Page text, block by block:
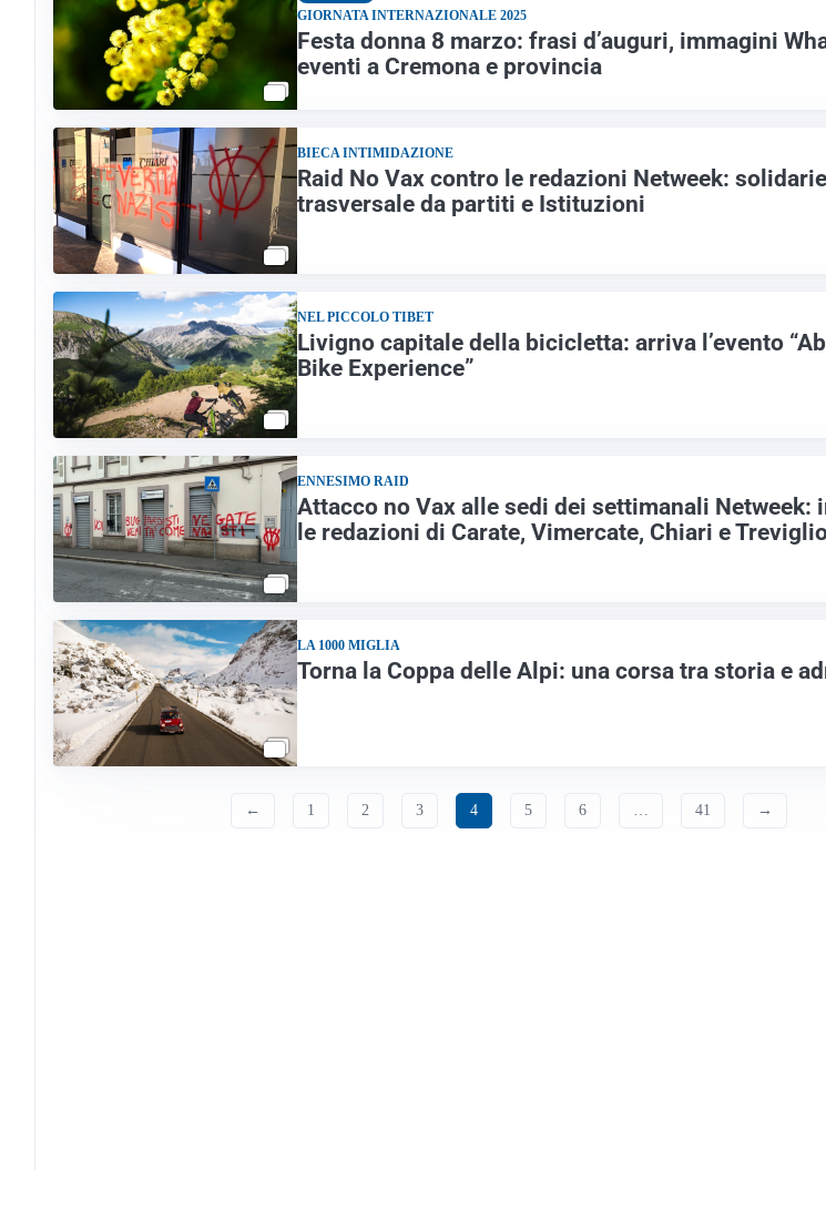
GIORNATA INTERNAZIONALE 2025
Festa donna 8 marzo: frasi d’auguri, immagini
eventi a Cremona e provincia
BIECA INTIMIDAZIONE
Raid No Vax contro le redazioni Netweek:
trasversale da partiti e Istituzioni
NEL PICCOLO TIBET
Livigno capitale della bicicletta: arriva l’evento
Bike Experience”
ENNESIMO RAID
Attacco no Vax alle sedi dei settimanali Netweek:
le redazioni di Carate, Vimercate, Chiari e
LA 1000 MIGLIA
Torna la Coppa delle Alpi: una corsa tra storia e
← 1 2 3 4 5 6 … 41 →